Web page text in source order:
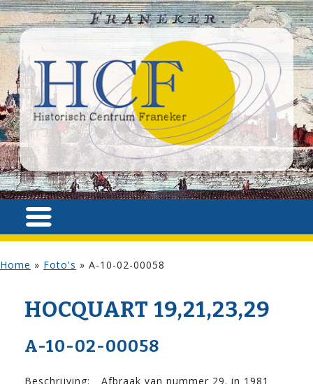
Home » Foto's » A-10-02-00058
HOCQUART 19,21,23,29
A-10-02-00058
Beschrijving:
Afbraak van nummer 29. in 1981